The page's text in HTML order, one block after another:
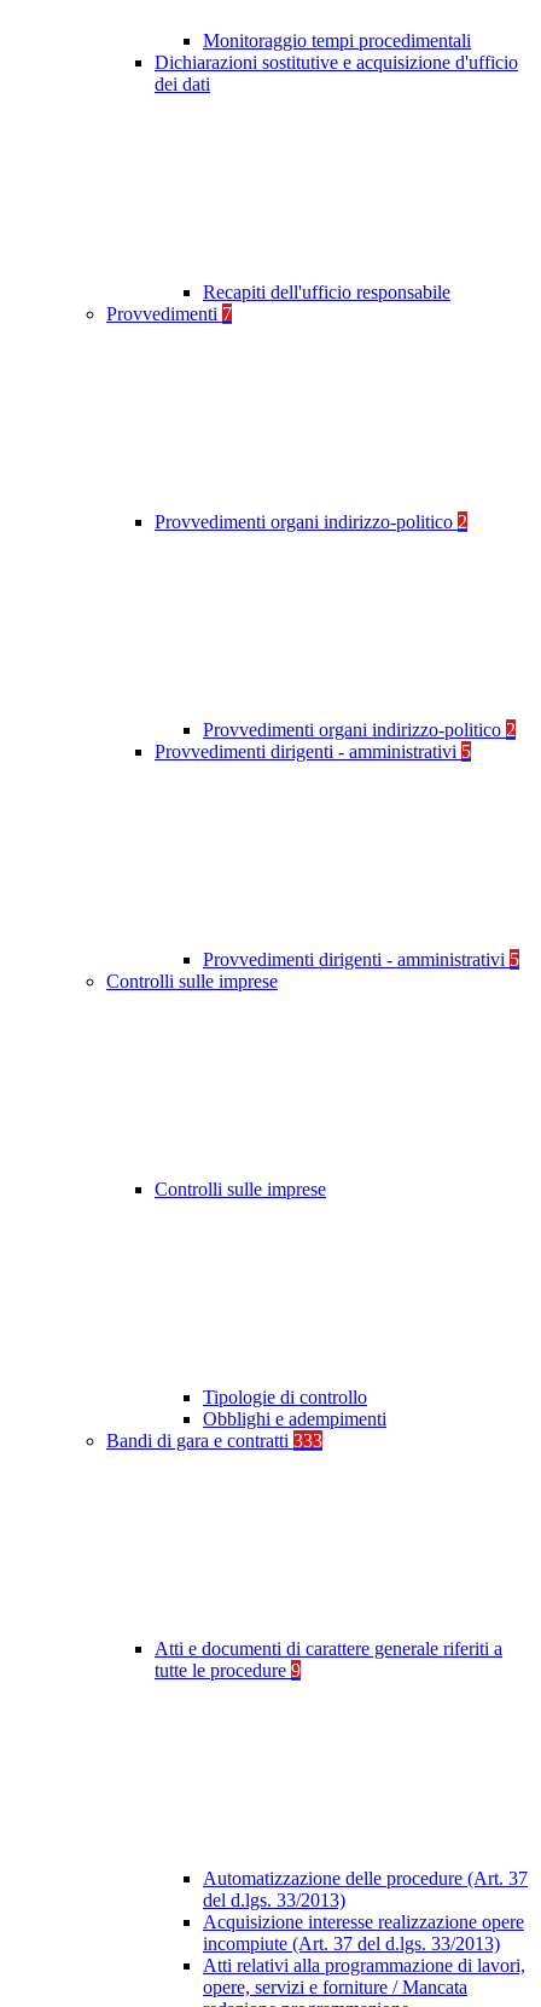
Monitoraggio tempi procedimentali
Dichiarazioni sostitutive e acquisizione d'ufficio
dei dati
Recapiti dell'ufficio responsabile
Provvedimenti 7
Provvedimenti organi indirizzo-politico 2
Provvedimenti organi indirizzo-politico 2
Provvedimenti dirigenti - amministrativi 5
Provvedimenti dirigenti - amministrativi 5
Controlli sulle imprese
Controlli sulle imprese
Tipologie di controllo
Obblighi e adempimenti
Bandi di gara e contratti 333
Atti e documenti di carattere generale riferiti a
tutte le procedure 9
Automatizzazione delle procedure (Art. 37
del d.lgs. 33/2013)
Acquisizione interesse realizzazione opere
incompiute (Art. 37 del d.lgs. 33/2013)
Atti relativi alla programmazione di lavori,
opere, servizi e forniture / Mancata